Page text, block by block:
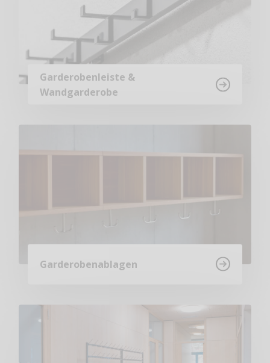
Garderobenleiste &
Wandgarderobe
Garderobenablagen